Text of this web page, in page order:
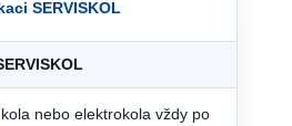
nebo elektrokola vždy po